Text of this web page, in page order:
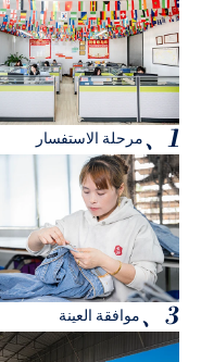
1、 مرحلة الاستفسار
3、 موافقة العينة